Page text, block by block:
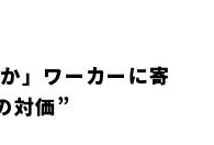
」ワーカーに寄
対価”